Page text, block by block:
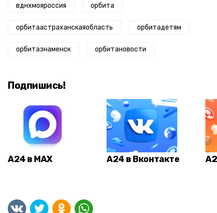
вднхмояроссия орбита
орбитаастраханскаяобласть орбитадетям
орбитазнаменск орбитановости
Подпишись!
А24 в MAX А24 в Вконтакте